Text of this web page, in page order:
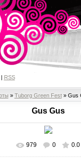
RSS
» Tuborg Green Fest» Gus
Gus Gus
В реальном
979 0 0.0